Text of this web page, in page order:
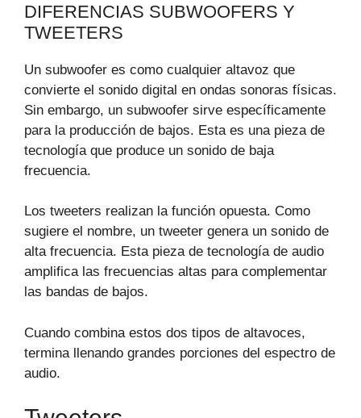
DIFERENCIAS SUBWOOFERS Y
TWEETERS
Un subwoofer es como cualquier altavoz que
convierte el sonido digital en ondas sonoras físicas.
Sin embargo, un subwoofer sirve específicamente
para la producción de bajos. Esta es una pieza de
tecnología que produce un sonido de baja
frecuencia.
Los tweeters realizan la función opuesta. Como
sugiere el nombre, un tweeter genera un sonido de
alta frecuencia. Esta pieza de tecnología de audio
amplifica las frecuencias altas para complementar
las bandas de bajos.
Cuando combina estos dos tipos de altavoces,
termina llenando grandes porciones del espectro de
audio.